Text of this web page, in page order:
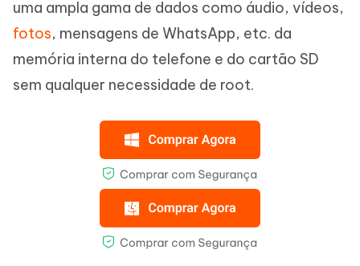
uma ampla gama de dados como áudio, vídeos,
fotos, mensagens de WhatsApp, etc. da
memória interna do telefone e do cartão SD
sem qualquer necessidade de root.